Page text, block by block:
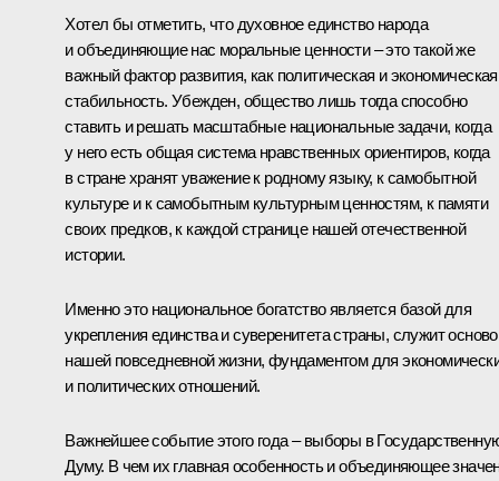
Хотел бы отметить, что духовное единство народа
и объединяющие нас моральные ценности – это такой же
важный фактор развития, как политическая и экономическая
стабильность. Убежден, общество лишь тогда способно
ставить и решать масштабные национальные задачи, когда
у него есть общая система нравственных ориентиров, когда
в стране хранят уважение к родному языку, к самобытной
культуре и к самобытным культурным ценностям, к памяти
своих предков, к каждой странице нашей отечественной
истории.
Именно это национальное богатство является базой для
укрепления единства и суверенитета страны, служит
нашей повседневной жизни, фундаментом для
и политических отношений.
Важнейшее событие этого года – выборы в
Думу. В чем их главная особенность и объединяющее